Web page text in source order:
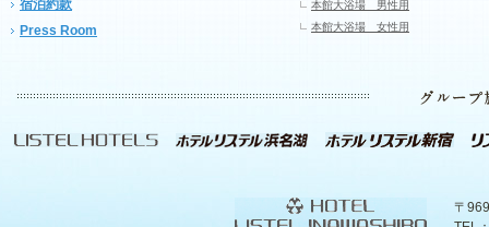
宿泊約款
Press Room
本館大浴場 男性用
本館大浴場 女性用
〒